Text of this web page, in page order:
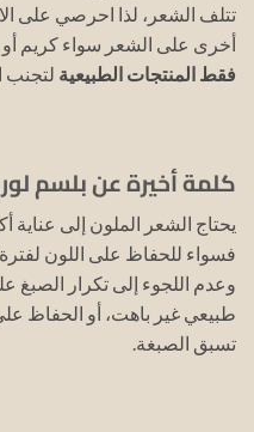
تتلف الشعر، لذا احرصي على
أخرى على الشعر سواء كريم أو
فقط المنتجات الطبيعية لتجنب
كلمة أخيرة عن بلسم
يحتاج الشعر الملون إلى عناية
فسواء للحفاظ على اللون
وعدم اللجوء إلى تكرار الصبغ
طبيعي غير باهت، أو الحفاظ
تسبق الصبغة.